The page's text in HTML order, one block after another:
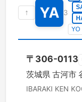
↑ YA 3
YO
〒 306-0113
茨城県 古河市
IBARAKI KEN